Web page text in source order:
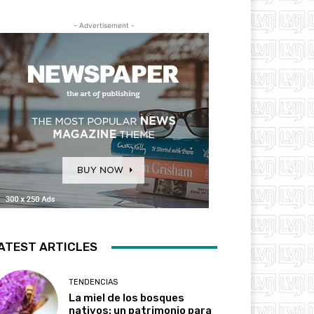
- Advertisement -
ARTICLES
TENDENCIAS
La miel de los bosques
nativos: un patrimonio para